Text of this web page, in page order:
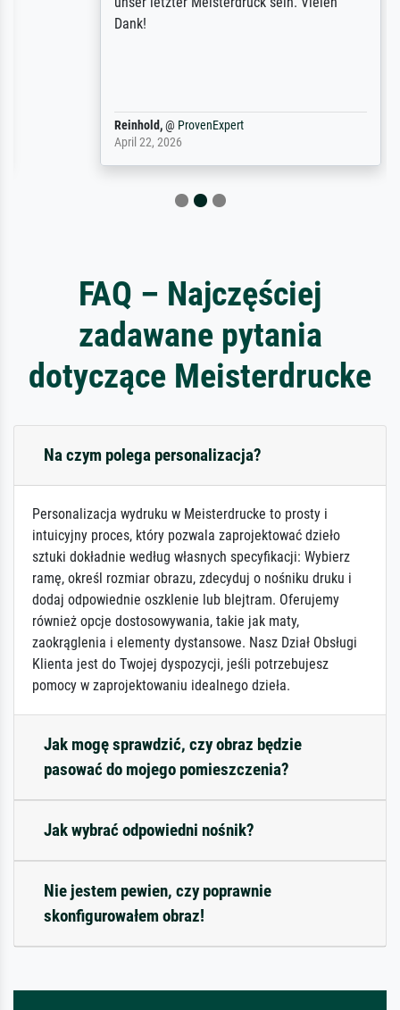
Reinhold,@ProvenExpert
April 22, 2026
FAQ – Najczęściej
zadawane pytania
dotyczące Meisterdrucke
Na czym polega personalizacja?
Personalizacja wydruku w Meisterdrucke to prosty i
intuicyjny proces, który pozwala zaprojektować dzieło
sztuki dokładnie według własnych specyfikacji: Wybierz
ramę, określ rozmiar obrazu, zdecyduj o nośniku druku i
dodaj odpowiednie oszklenie lub blejtram. Oferujemy
również opcje dostosowywania, takie jak maty,
zaokrąglenia i elementy dystansowe. Nasz Dział Obsługi
Klienta jest do Twojej dyspozycji, jeśli potrzebujesz
pomocy w zaprojektowaniu idealnego dzieła.
Jak mogę sprawdzić, czy obraz będzie
pasować do mojego pomieszczenia?
Jak wybrać odpowiedni nośnik?
Nie jestem pewien, czy poprawnie
skonfigurowałem obraz!